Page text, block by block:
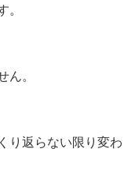
。
ん。
り返らない限り変わ